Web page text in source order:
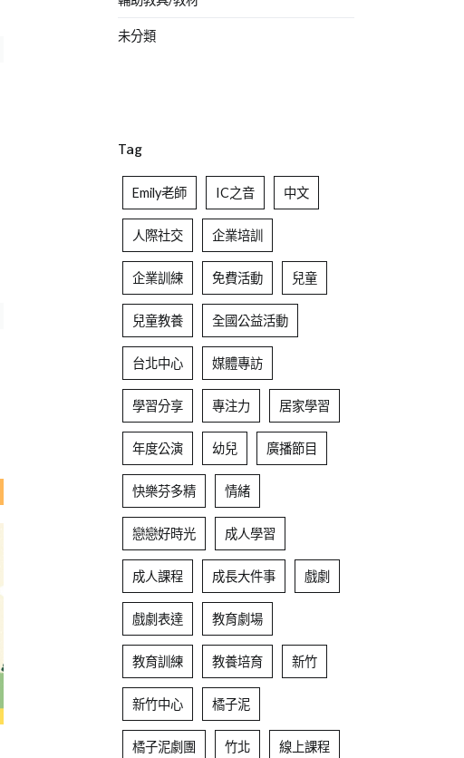
未分類
Tag
Emily老師 IC之音 中文
人際社交 企業培訓
企業訓練 免費活動 兒童
兒童教養 全國公益活動
台北中心 媒體專訪
學習分享 專注力 居家學習
年度公演 幼兒 廣播節目
快樂芬多精 情緒
戀戀好時光 成人學習
成人課程 成長大件事 戲劇
戲劇表達 教育劇場
教育訓練 教養培育 新竹
新竹中心 橘子泥
橘子泥劇團 竹北 線上課程